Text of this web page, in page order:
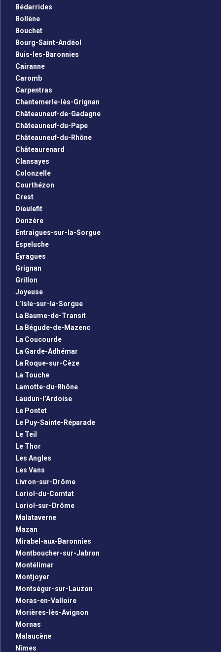
Bédarrides
Bollène
Bouchet
Bourg-Saint-Andéol
Buis-les-Baronnies
Cairanne
Caromb
Carpentras
Chantemerle-lès-Grignan
Châteauneuf-de-Gadagne
Châteauneuf-du-Pape
Châteauneuf-du-Rhône
Châteaurenard
Clansayes
Colonzelle
Courthézon
Crest
Dieulefit
Donzère
Entraigues-sur-la-Sorgue
Espeluche
Eyragues
Grignan
Grillon
Joyeuse
L’Isle-sur-la-Sorgue
La Baume-de-Transit
La Bégude-de-Mazenc
La Coucourde
La Garde-Adhémar
La Roque-sur-Cèze
La Touche
Lamotte-du-Rhône
Laudun-l’Ardoise
Le Pontet
Le Puy-Sainte-Réparade
Le Teil
Le Thor
Les Angles
Les Vans
Livron-sur-Drôme
Loriol-du-Comtat
Loriol-sur-Drôme
Malataverne
Mazan
Mirabel-aux-Baronnies
Montboucher-sur-Jabron
Montélimar
Montjoyer
Montségur-sur-Lauzon
Moras-en-Valloire
Morières-lès-Avignon
Mornas
Malaucène
Nîmes